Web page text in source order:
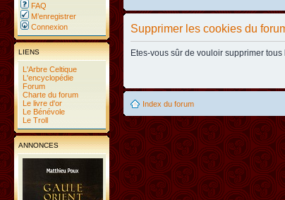
FAQ
M’enregistrer
Connexion
LIENS
L'Arbre Celtique
L'encyclopédie
Forum
Charte du forum
Le livre d'or
Le Bénévole
Le Troll
ANNONCES
Supprimer les cookies du
Etes-vous sûr de vouloir supprimer
Index du forum